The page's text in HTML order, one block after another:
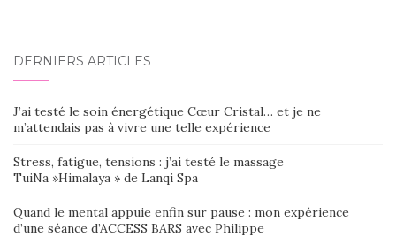
DERNIERS ARTICLES
J’ai testé le soin énergétique Cœur Cristal… et je ne
m’attendais pas à vivre une telle expérience
Stress, fatigue, tensions : j’ai testé le massage
TuiNa »Himalaya » de Lanqi Spa
Quand le mental appuie enfin sur pause : mon expérience
d’une séance d’ACCESS BARS avec Philippe